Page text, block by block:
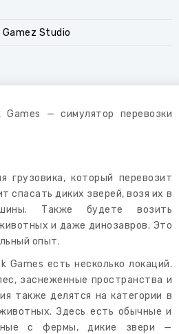
Gamez Studio
— симулятор перевозки
грузовика, который перевозит
спасать диких зверей, возя их в
Также будете возить
и даже динозавров. Это
опыт.
Games есть несколько локаций.
заснеженные пространства и
также делятся на категории в
Здесь есть обычные и
с фермы, дикие звери —